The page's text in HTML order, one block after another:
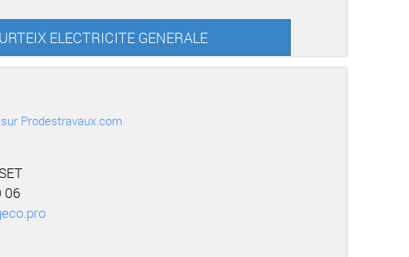
ELECTRICITE GENERALE
Prodestravaux.com
06